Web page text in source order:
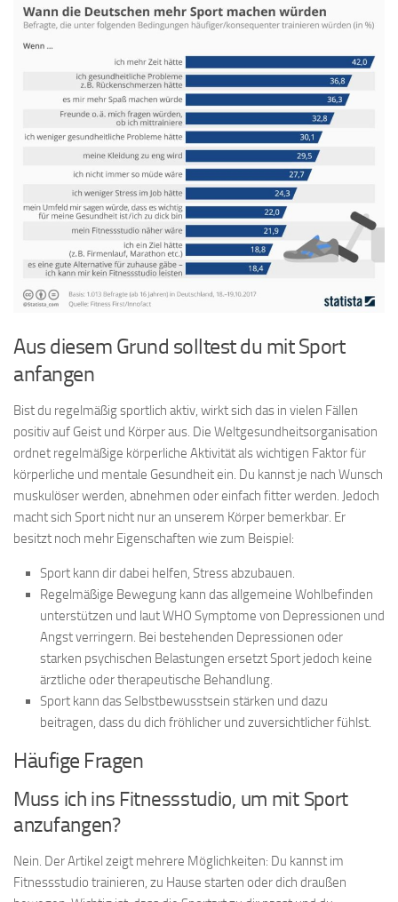
Aus diesem Grund solltest du mit Sport
anfangen
Bist du regelmäßig sportlich aktiv, wirkt sich das in vielen Fällen
positiv auf Geist und Körper aus. Die Weltgesundheitsorganisation
ordnet regelmäßige körperliche Aktivität als wichtigen Faktor für
körperliche und mentale Gesundheit ein. Du kannst je nach Wunsch
muskulöser werden, abnehmen oder einfach fitter werden. Jedoch
macht sich Sport nicht nur an unserem Körper bemerkbar. Er
besitzt noch mehr Eigenschaften wie zum Beispiel:
Sport kann dir dabei helfen, Stress abzubauen.
Regelmäßige Bewegung kann das allgemeine Wohlbefinden
unterstützen und laut WHO Symptome von Depressionen und
Angst verringern. Bei bestehenden Depressionen oder
starken psychischen Belastungen ersetzt Sport jedoch keine
ärztliche oder therapeutische Behandlung.
Sport kann das Selbstbewusstsein stärken und dazu
beitragen, dass du dich fröhlicher und zuversichtlicher fühlst.
Häufige Fragen
Muss ich ins Fitnessstudio, um mit Sport
anzufangen?
Nein. Der Artikel zeigt mehrere Möglichkeiten: Du kannst im
Fitnessstudio trainieren, zu Hause starten oder dich draußen